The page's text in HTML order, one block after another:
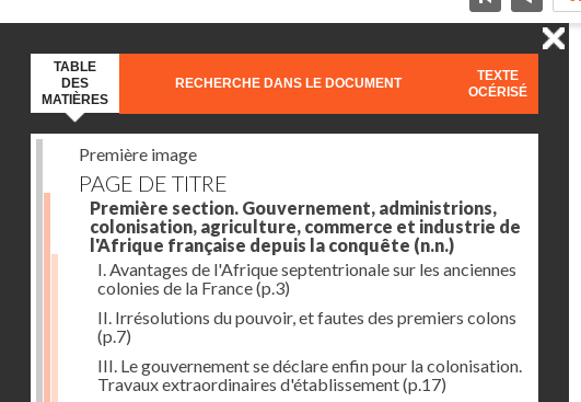
TABLE
DES
MATIÈRES
RECHERCHE DANS LE DOCUMENT
TEXTE
OCÉRISÉ
Première image
PAGE DE TITRE
Première section. Gouvernement, administrions,
colonisation, agriculture, commerce et industrie de
l'Afrique française depuis la conquête (n.n.)
I. Avantages de l'Afrique septentrionale sur les anciennes
colonies de la France(p.3)
II. Irrésolutions du pouvoir, et fautes des premiers colons
(p.7)
III. Le gouvernement se déclare enfin pour la colonisation.
Travaux extraordinaires d'établissement(p.17)